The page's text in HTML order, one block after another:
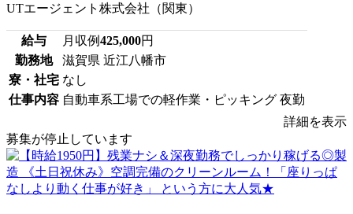
UTエージェント株式会社（関東）
給与 月収例425,000円
勤務地
滋賀県 近江八幡市
寮・社宅 なし
仕事内容 自動車系工場での軽作業・ピッキング 夜勤
詳細を表示
募集が停止しています